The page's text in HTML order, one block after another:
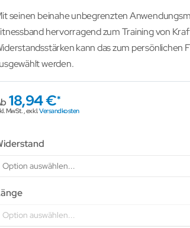
seinen beinahe unbegrenzten
hervorragend zum Training von
kann das zum persönlichen
werden.
18,94 €
MwSt., exkl.Versandkosten